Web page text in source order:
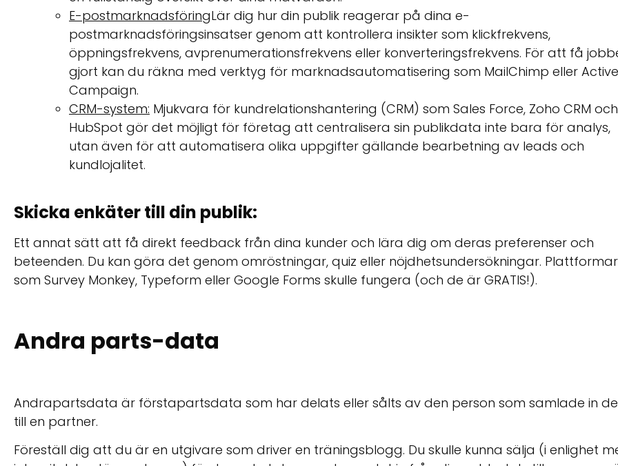
E-postmarknadsföringLär dig hur din publik reagerar på dina e-
postmarknadsföringsinsatser genom att kontrollera insikter som klickfrekvens,
öppningsfrekvens, avprenumerationsfrekvens eller konverteringsfrekvens. För att få
gjort kan du räkna med verktyg för marknadsautomatisering som MailChimp eller Active
Campaign.
CRM-system: Mjukvara för kundrelationshantering (CRM) som Sales Force, Zoho CRM och
HubSpot gör det möjligt för företag att centralisera sin publikdata inte bara för analys,
utan även för att automatisera olika uppgifter gällande bearbetning av leads och
kundlojalitet.
Skicka enkäter till din publik:
Ett annat sätt att få direkt feedback från dina kunder och lära dig om deras preferenser och
beteenden. Du kan göra det genom omröstningar, quiz eller nöjdhetsundersökningar. Plattformar
som Survey Monkey, Typeform eller Google Forms skulle fungera (och de är GRATIS!).
Andra parts-data
Andrapartsdata är förstapartsdata som har delats eller sålts av den person som samlade in
till en partner.
Föreställ dig att du är en utgivare som driver en träningsblogg. Du skulle kunna sälja (i enlighet